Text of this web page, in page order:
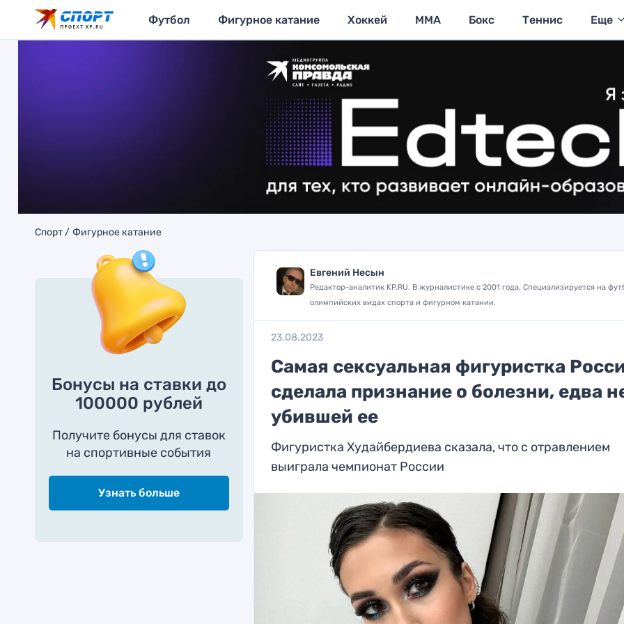
Футбол Фигурное катание Хоккей MMA Бокс Теннис Еще
Спорт Фигурное катание
Бонусы на ставки до
100000 рублей
Получите бонусы для ставок
на спортивные события
Узнать больше
Евгений Несын
Редактор-аналитик KP.RU. В журналистике с 2001 года. Специализируется на
олимпийских видах спорта и фигурном катании.
23.08.2023
Cамая сексуальная фигуристка
сделала признание о болезни, едва
убившей ее
Фигуристка Худайбердиева сказала, что с отравлением
выиграла чемпионат России